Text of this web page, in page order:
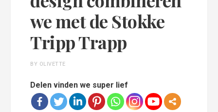
we met de Stokke
Tripp Trapp
BY OLIVETTE
Delen vinden we super lief